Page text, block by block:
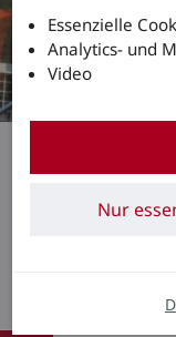
Mit
Termine &
Essenzielle
Analytics- und
Video
Nur